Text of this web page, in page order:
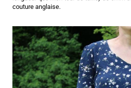
couture anglaise.